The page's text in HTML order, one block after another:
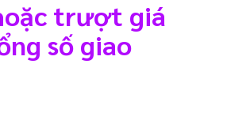
trượt giá
số giao